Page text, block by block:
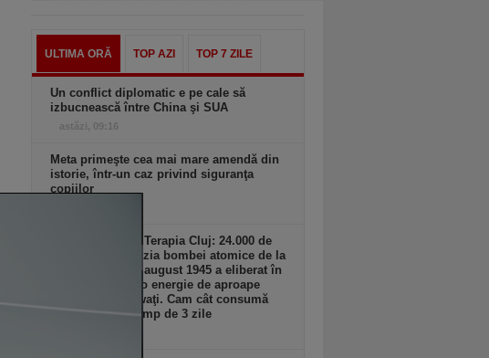
ULTIMA ORĂ TOP AZI TOP 7 ZILE
Un conflict diplomatic e pe cale să
izbucnească între China şi SUA
astăzi, 09:16
Meta primeşte cea mai mare amendă din
istorie, într-un caz privind siguranţa
copiilor
Dragoş Damian, Terapia Cluj: 24.000 de
Megawaţi! Explozia bombei atomice de la
Hiroshima din 6 august 1945 a eliberat în
câteva secunde o energie de aproape
24.000 de Megawaţi. Cam cât consumă
toată România timp de 3 zile